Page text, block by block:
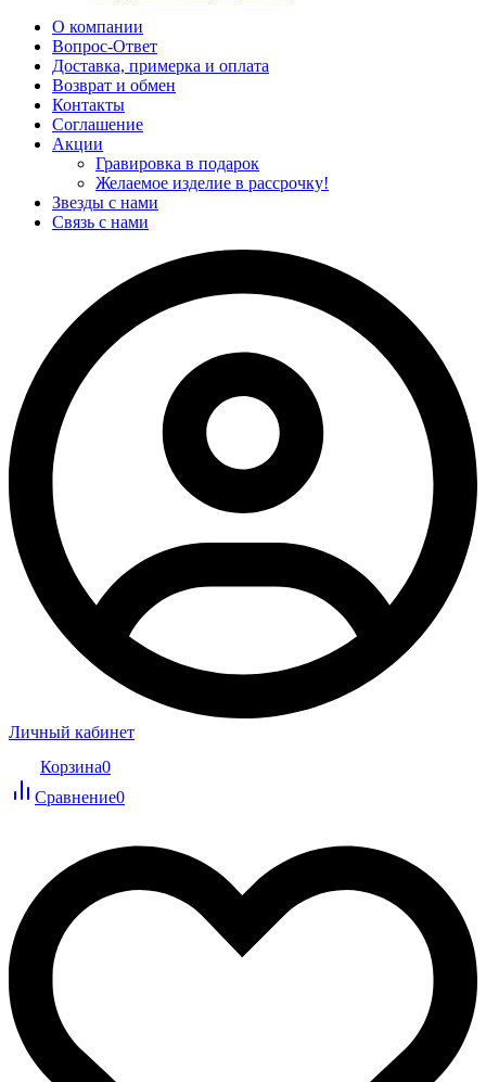
О компании
Вопрос-Ответ
Доставка, примерка и оплата
Возврат и обмен
Контакты
Соглашение
Акции
Гравировка в подарок
Желаемое изделие в рассрочку!
Звезды с нами
Связь с нами
Личный кабинет
Корзина0
Сравнение0